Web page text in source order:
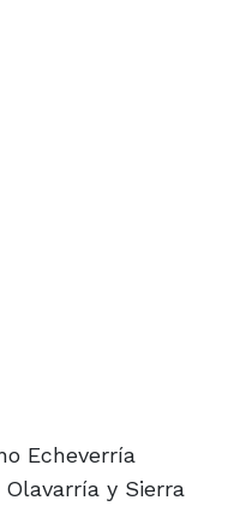
Echeverría
y Sierra